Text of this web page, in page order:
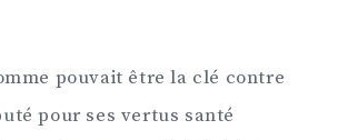
pouvait être la clé contre
pour ses vertus santé